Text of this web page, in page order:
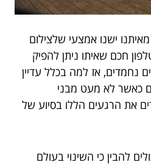
ישנו אמצעי שלצילום
חכם שאיתו ניתן להפיק
נחמדים, אז למה בכלל עדיין
כאשר לא מעט מבני
את הרגעים הללו בסיוע של
להבין כי השינוי בעולם